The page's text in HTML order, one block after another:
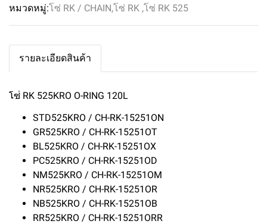
หมวดหมู่:โซ่ RK / CHAIN,โซ่ RK ,โซ่ RK 525
รายละเอียดสินค้า
โซ่ RK 525KRO O-RING 120L
STD525KRO / CH-RK-15251ON
GR525KRO / CH-RK-15251OT
BL525KRO / CH-RK-15251OX
PC525KRO / CH-RK-15251OD
NM525KRO / CH-RK-15251OM
NR525KRO / CH-RK-15251OR
NB525KRO / CH-RK-15251OB
RR525KRO / CH-RK-15251ORR